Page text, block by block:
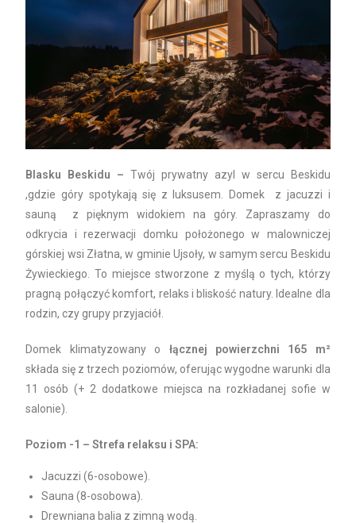
Blasku Beskidu –Twój prywatny azyl w sercu Beskidu
,gdzie góry spotykają się z luksusem. Domek z jacuzzi i
sauną z pięknym widokiem na góry. Zapraszamy do
odkrycia i rezerwacji domku położonego w malowniczej
górskiej wsi Złatna, w gminie Ujsoły, w samym sercu Beskidu
Żywieckiego. To miejsce stworzone z myślą o tych, którzy
pragną połączyć komfort, relaks i bliskość natury. Idealne dla
rodzin, czy grupy przyjaciół.
Domek klimatyzowany o łącznej powierzchni 165 m²
składa się z trzech poziomów, oferując wygodne warunki dla
11 osób (+ 2 dodatkowe miejsca na rozkładanej sofie w
salonie).
Poziom -1 – Strefa relaksu i SPA:
Jacuzzi (6-osobowe).
Sauna (8-osobowa).
Drewniana balia z zimną wodą.